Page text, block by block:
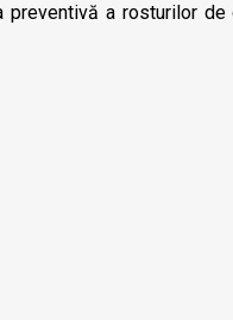
preventivă a rosturilor